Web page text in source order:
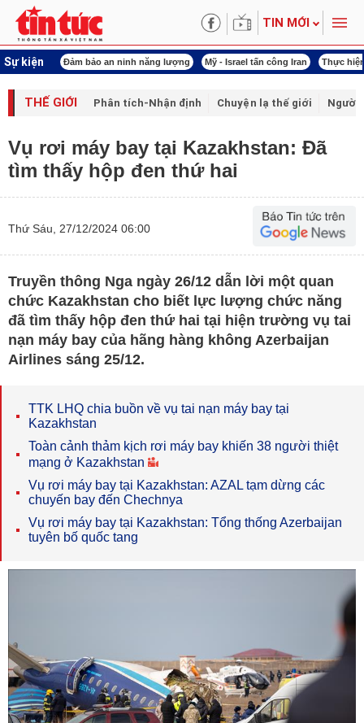
TIN MỚI
Sự kiện
khóa XVI Đảm bảo an ninh năng lượng Mỹ - Israel tấn công Iran Thực
THẾ GIỚI Phân tích-Nhận định Chuyện lạ thế giới Người
Vụ rơi máy bay tại Kazakhstan: Đã
tìm thấy hộp đen thứ hai
Thứ Sáu, 27/12/2024 06:00
Truyền thông Nga ngày 26/12 dẫn lời một quan
chức Kazakhstan cho biết lực lượng chức năng
đã tìm thấy hộp đen thứ hai tại hiện trường vụ tai
nạn máy bay của hãng hàng không Azerbaijan
Airlines sáng 25/12.
TTK LHQ chia buồn về vụ tai nạn máy bay tại
Kazakhstan
Toàn cảnh thảm kịch rơi máy bay khiến 38 người thiệt
mạng ở Kazakhstan
Vụ rơi máy bay tại Kazakhstan: AZAL tạm dừng các
chuyến bay đến Chechnya
Vụ rơi máy bay tại Kazakhstan: Tổng thống Azerbaijan
tuyên bố quốc tang